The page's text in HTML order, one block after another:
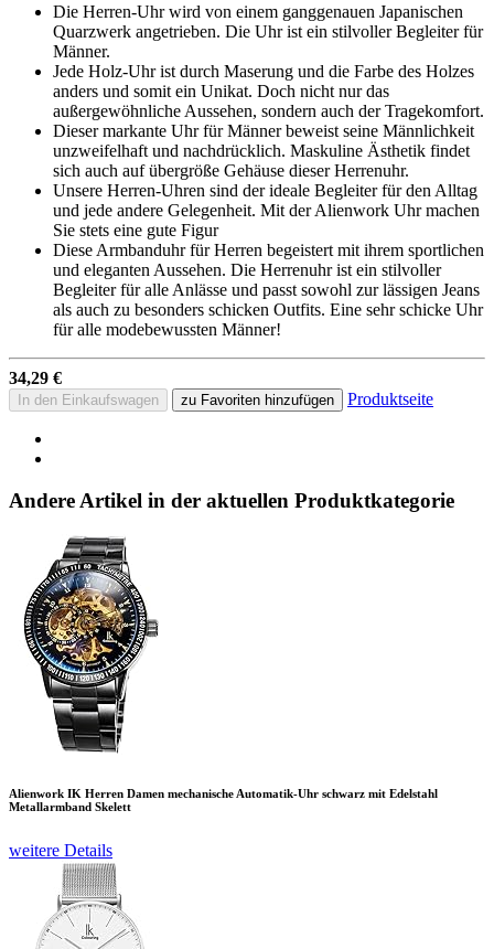
Die Herren-Uhr wird von einem ganggenauen Japanischen
Quarzwerk angetrieben. Die Uhr ist ein stilvoller Begleiter für
Männer.
Jede Holz-Uhr ist durch Maserung und die Farbe des Holzes
anders und somit ein Unikat. Doch nicht nur das
außergewöhnliche Aussehen, sondern auch der Tragekomfort.
Dieser markante Uhr für Männer beweist seine Männlichkeit
unzweifelhaft und nachdrücklich. Maskuline Ästhetik findet
sich auch auf übergröße Gehäuse dieser Herrenuhr.
Unsere Herren-Uhren sind der ideale Begleiter für den Alltag
und jede andere Gelegenheit. Mit der Alienwork Uhr machen
Sie stets eine gute Figur
Diese Armbanduhr für Herren begeistert mit ihrem sportlichen
und eleganten Aussehen. Die Herrenuhr ist ein stilvoller
Begleiter für alle Anlässe und passt sowohl zur lässigen Jeans
als auch zu besonders schicken Outfits. Eine sehr schicke Uhr
für alle modebewussten Männer!
34,29 €
In den Einkaufswagen zu Favoriten hinzufügen Produktseite
Andere Artikel in der aktuellen Produktkategorie
Alienwork IK Herren Damen mechanische Automatik-Uhr schwarz mit Edelstahl
Metallarmband Skelett
weitere Details